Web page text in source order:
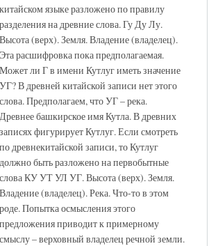
китайском языке разложено по правилу
разделения на древние слова. Гу Ду Лу.
Высота (верх). Земля. Владение (владелец).
Эта расшифровка пока предполагаемая.
Может ли Г в имени Кутлуг иметь значение
УГ? В древней китайской записи нет этого
слова. Предполагаем, что УГ – река.
Древнее башкирское имя Кутла. В древних
записях фигурирует Кутлуг. Если смотреть
по древнекитайской записи, то Кутлуг
должно быть разложено на первобытные
слова КУ УТ УЛ УГ. Высота (верх). Земля.
Владение (владелец). Река. Что-то в этом
роде. Попытка осмысления этого
предложения приводит к примерному
смыслу – верховный владелец речной земли.